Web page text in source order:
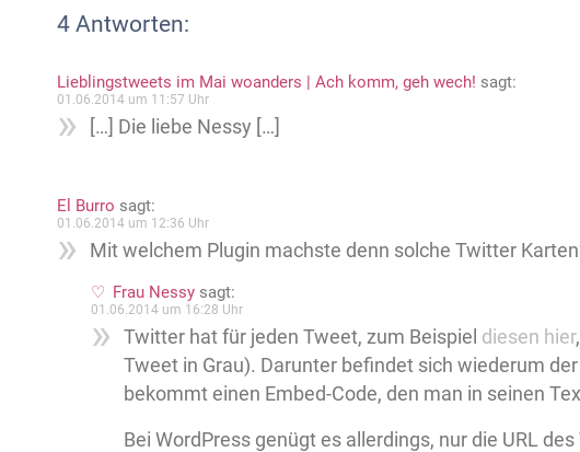
4 Antworten:
Lieblingstweets im Mai woanders | Ach komm, geh wech! sagt:
01.06.2014 um 11:57 Uhr
[…] Die liebe Nessy […]
El Burro sagt:
01.06.2014 um 12:36 Uhr
Mit welchem Plugin machste denn solche Twitter
Frau Nessy sagt:
01.06.2014 um 16:28 Uhr
Twitter hat für jeden Tweet, zum Beispiel diesen hier
Tweet in Grau). Darunter befindet sich wiederum
bekommt einen Embed-Code, den man in seinen
Bei WordPress genügt es allerdings, nur die URL